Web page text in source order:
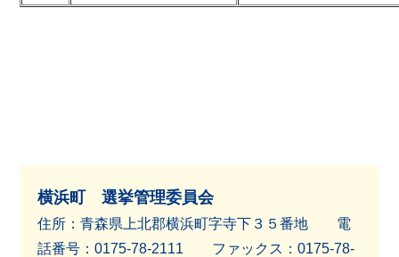
横浜町 選挙管理委員会
住所：青森県上北郡横浜町字寺下３５番地 電
話番号：0175-78-2111 ファッ クス：0175-78-